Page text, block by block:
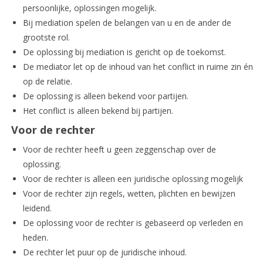
persoonlijke, oplossingen mogelijk.
Bij mediation spelen de belangen van u en de ander de
grootste rol.
De oplossing bij mediation is gericht op de toekomst.
De mediator let op de inhoud van het conflict in ruime zin én
op de relatie.
De oplossing is alleen bekend voor partijen.
Het conflict is alleen bekend bij partijen.
Voor de rechter
Voor de rechter heeft u geen zeggenschap over de
oplossing.
Voor de rechter is alleen een juridische oplossing mogelijk
Voor de rechter zijn regels, wetten, plichten en bewijzen
leidend.
De oplossing voor de rechter is gebaseerd op verleden en
heden.
De rechter let puur op de juridische inhoud.